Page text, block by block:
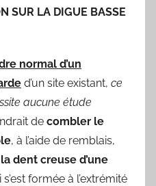
SUR LA DIGUE BASSE
normal d’un
d’un site existant, ce
aucune étude
de combler le
, à l’aide de remblais,
la dent creuse d’une
s’est formée à l’extrémité